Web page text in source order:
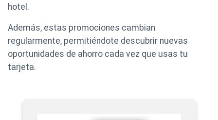
hotel.
Además, estas promociones cambian
regularmente, permitiéndote descubrir nuevas
oportunidades de ahorro cada vez que usas tu
tarjeta.